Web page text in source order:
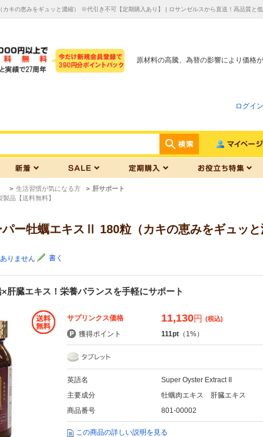
キの恵みをギュッと濃縮） ※代引き不可【定期購入あり】 | ロサンゼルスから直送！高品質と
原材料の高騰、為替の影響により価格
ログイン
> 生活習慣が気になる方 >
肝サポート
製品【送料無料】
パー牡蠣エキスⅡ 180粒（カキの恵みをギュッ
りません
書く
肝臓エキス！栄養バランスを手軽にサポート
サプリンクス価格 11,130円 (税込)
獲得ポイント 111pt （1%）
英語名
Super Oyster Extract II
主要成分
牡蠣肉エキス 肝臓エキス
商品番号
801-00002
この商品の詳しい説明を見る